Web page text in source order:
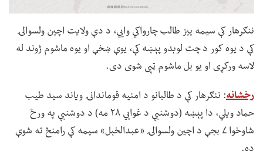
ننګرهار کې سیمه ییز طالب چارواکي وايي، د دې ولایت اچین ولسوالۍ
کې د یوه کور د چت لوېدو پېښه کې، یوې ښخې او یوه ماشوم ژوند له
لاسه ورکړی او یو بل ماشوم ټپی شوی دی.
رخشانه: ننګرهار کې د طالبانو د امنیه قوماندانۍ ویاند سید طیب
حماد ویلي، دا پېښه (دوشنبې د غوايي ۲۸ مه) د دوشنبې په ورځ
شاوخوا ۷ بجې د اچین ولسوالۍ «عبدالخېل» سیمه کې رامنځ ته شوې
ده.